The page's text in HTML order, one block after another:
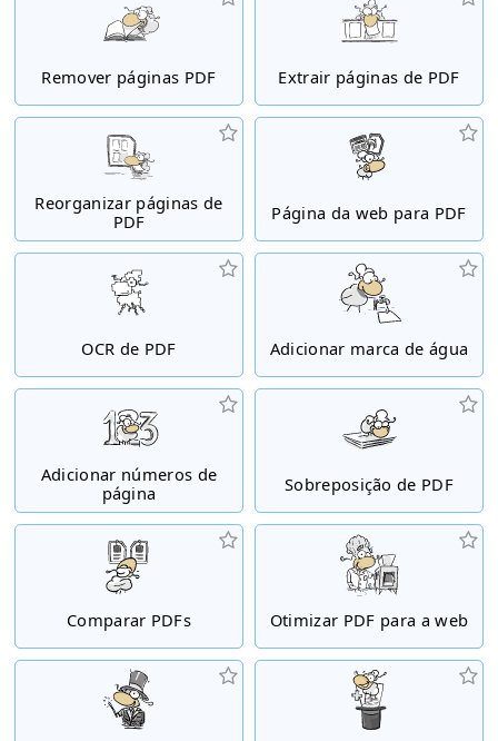
Remover páginas PDF Extrair páginas de PDF
Reorganizar páginas de
PDF
Página da web para PDF
OCR de PDF Adicionar marca de água
Adicionar números de
página
Sobreposição de PDF
Comparar PDFs Otimizar PDF para a web